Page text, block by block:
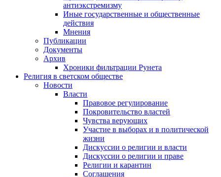
антиэкстремизму
Иные государственные и общественные
действия
Мнения
Публикации
Документы
Архив
Хроники фильтрации Рунета
Религия в светском обществе
Новости
Власти
Правовое регулирование
Покровительство властей
Чувства верующих
Участие в выборах и в политической
жизни
Дискуссии о религии и власти
Дискуссии о религии и праве
Религии и карантин
Соглашения